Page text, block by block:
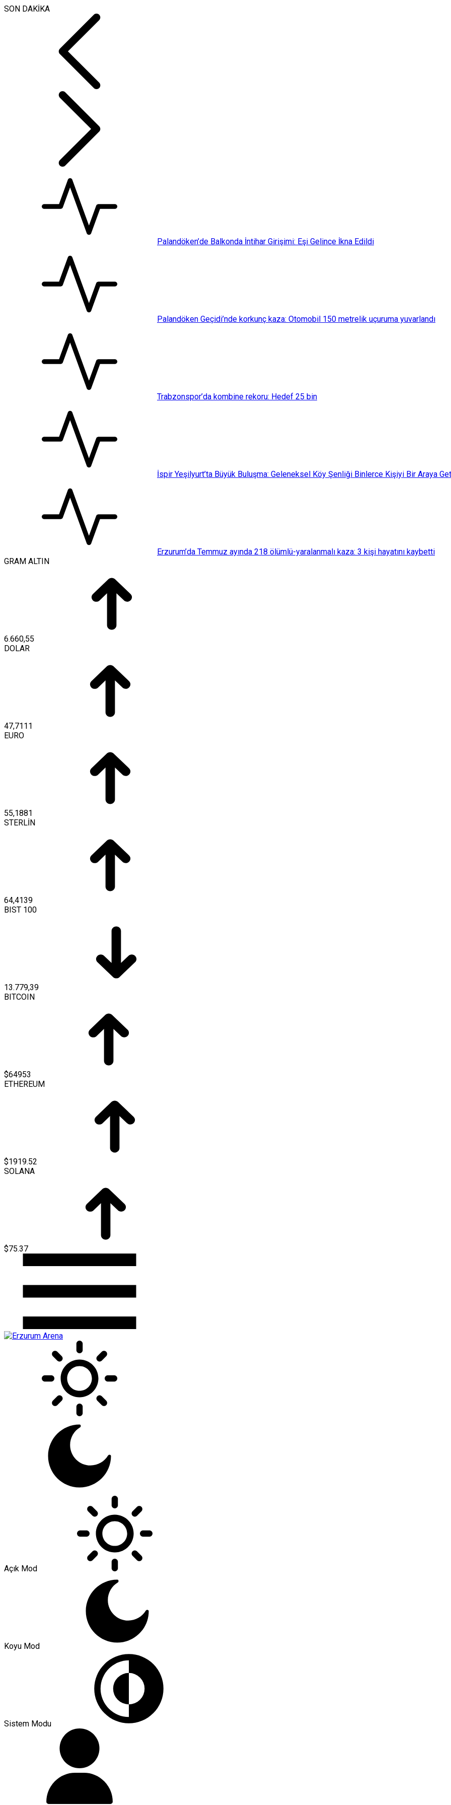
SON DAKİKA
Palandöken’de Balkonda İntihar Girişimi: Eşi Gelince İkna Edildi
Palandöken Geçidi’nde korkunç kaza: Otomobil 150 metrelik uçuruma yuvarlandı
Trabzonspor’da kombine rekoru: Hedef 25 bin
İspir Yeşilyurt’ta Büyük Buluşma: Geleneksel Köy Şenliği Binlerce Kişiyi Bir Araya
Erzurum’da Temmuz ayında 218 ölümlü-yaralanmalı kaza: 3 kişi hayatını kaybetti
GRAM ALTIN
6.660,55
DOLAR
47,7111
EURO
55,1881
STERLİN
64,4139
BIST 100
13.779,39
BITCOIN
$64953
ETHEREUM
$1919.52
SOLANA
$75.37
Açık Mod
Koyu Mod
Sistem Modu